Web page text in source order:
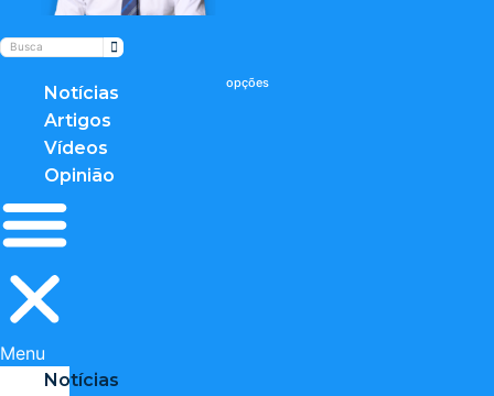
Notícias
Artigos
Vídeos
Opinião
Menu
Notícias